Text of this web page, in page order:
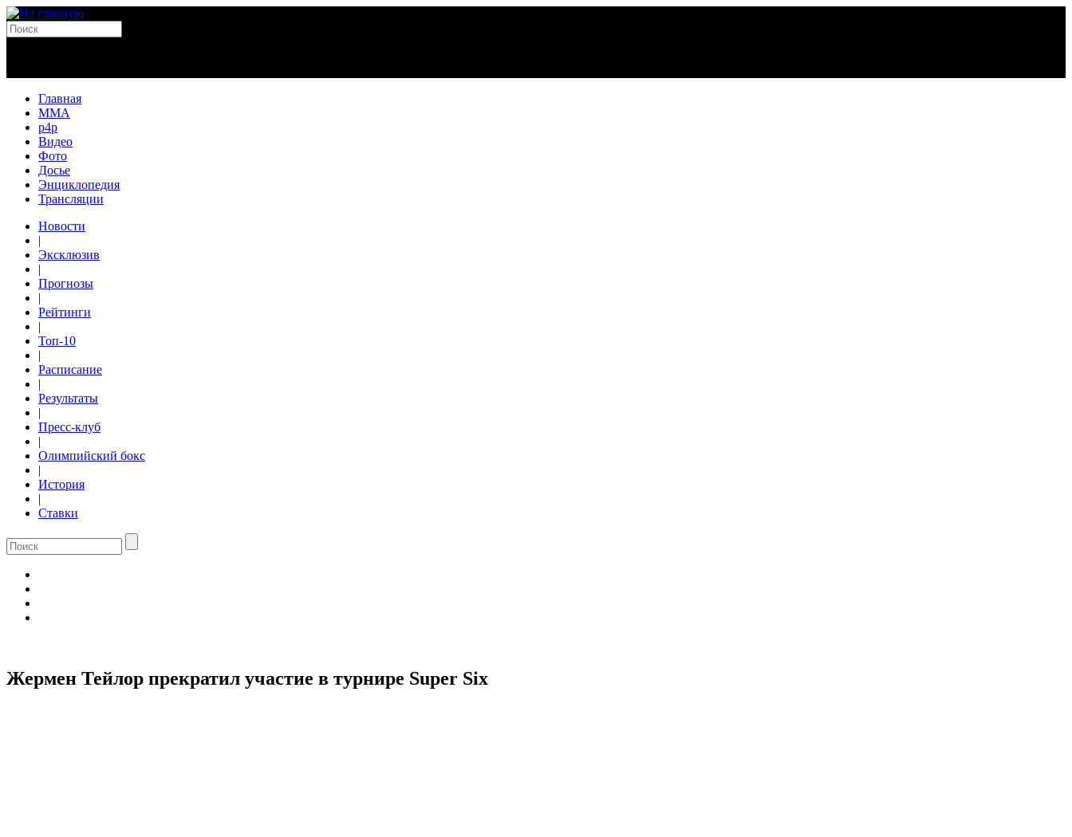
Главная
MMA
p4p
Видео
Фото
Досье
Энциклопедия
Трансляции
Новости
|
Эксклюзив
|
Прогнозы
|
Рейтинги
|
Топ-10
|
Расписание
|
Результаты
|
Пресс-клуб
|
Олимпийский бокс
|
История
|
Ставки
Жермен Тейлор прекратил участие в турнире Super Six